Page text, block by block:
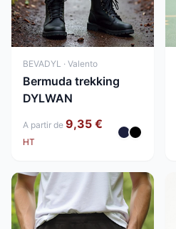
BEVADYL · Valento
Bermuda trekking
DYLWAN
A partir de 9,35 €
HT